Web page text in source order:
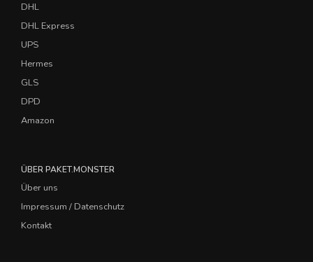
DHL
DHL Express
UPS
Hermes
GLS
DPD
Amazon
ÜBER PAKET.MONSTER
Über uns
Impressum / Datenschutz
Kontakt